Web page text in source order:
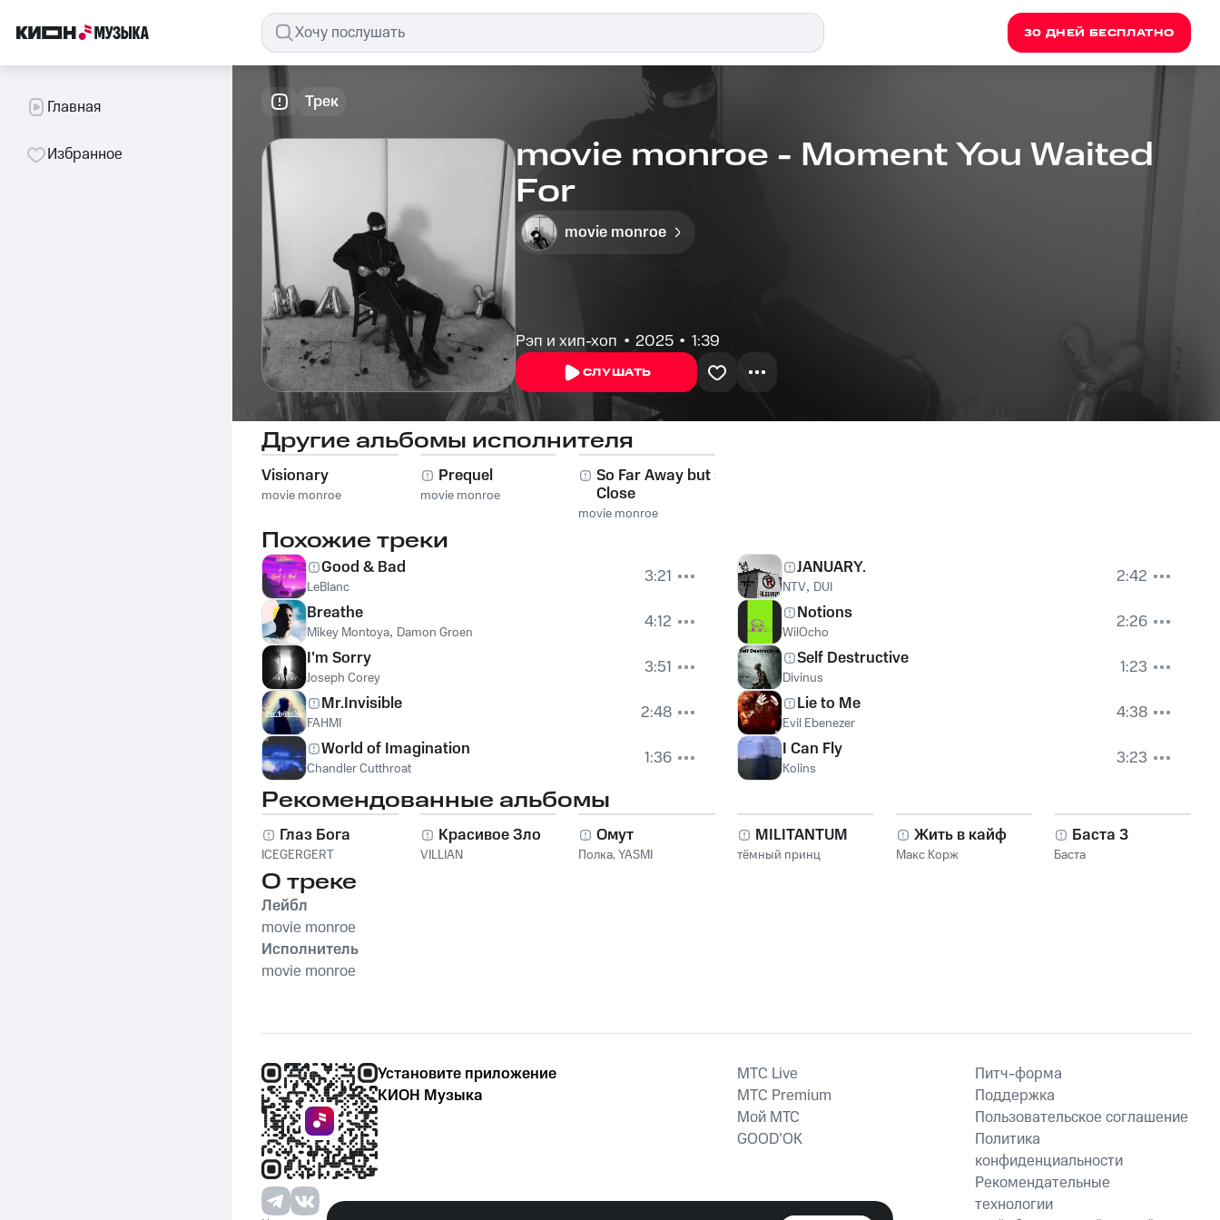
30 ДНЕЙ БЕСПЛАТНО
Главная
Избранное
Трек
movie monroe - Moment You Waited
For
movie monroe
Рэп и хип-хоп 2025 1:39
СЛУШАТЬ
Другие альбомы исполнителя
Visionary
movie monroe
Prequel
movie monroe
So Far Away but so
Close
movie monroe
Похожие треки
Good & Bad
LeBlanc
3:21
Breathe
Mikey Montoya, Damon Groen
4:12
I'm Sorry
Joseph Corey
3:51
Mr.Invisible
FAHMI
2:48
World of Imagination
Chandler Cutthroat 1:36
JANUARY.
NTV, DUI
2:42
Notions
WilOcho
2:26
Self Destructive
Divinus
1:23
Lie to Me
Evil Ebenezer
4:38
I Can Fly
Kolins 3:23
Рекомендованные альбомы
Глаз Бога
ICEGERGERT
Красивое Зло
VILLIAN
Омут
Полка,YASMI
MILITANTUM
тёмный принц
Жить в кайф
Макс Корж
Баста 3
Баста
О треке
Лейбл
movie monroe
Исполнитель
movie monroe
Установите приложение
КИОН Музыка
MTС Live
MTС Premium
Мой МТС
GOOD’OK
Питч-форма
Поддержка
Пользовательское соглашение
Политика
конфиденциальности
Рекомендательные
технологии